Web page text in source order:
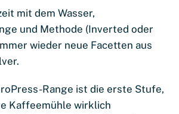
mit dem Wasser,
und Methode (Inverted oder
wieder neue Facetten aus
Range ist die erste Stufe,
Kaffeemühle wirklich